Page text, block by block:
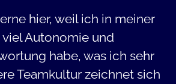
hier, weil ich in meiner
Autonomie und
habe, was ich sehr
Teamkultur zeichnet sich